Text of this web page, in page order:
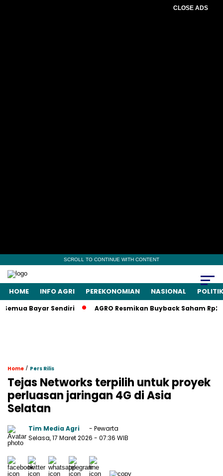
CLOSE ADS
SCROLL TO CONTINUE WITH CONTENT
HOME INFO AGRI PEREKONOMIAN NASIONAL POLITIK
Bayar Sendiri AGRO Resmikan Buyback Saham Rp20
Home / Pers Rilis
Tejas Networks terpilih untuk proyek
perluasan jaringan 4G di Asia
Selatan
Tim Media Agri
- Pewarta
Selasa, 17 Maret 2026 - 07:36 WIB